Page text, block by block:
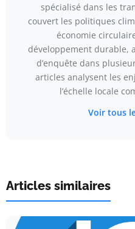
spécialisé dans les
couvert les politiques
économie
développement durable,
d’enquête dans
articles analysent les
l’échelle locale
Voir tous
Articles similaires